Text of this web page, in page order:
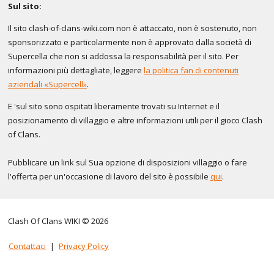
Sul sito:
Il sito clash-of-clans-wiki.com non è attaccato, non è sostenuto, non
sponsorizzato e particolarmente non è approvato dalla società di
Supercella che non si addossa la responsabilità per il sito. Per
informazioni più dettagliate, leggere la politica fan di contenuti
aziendali «Supercell».
E 'sul sito sono ospitati liberamente trovati su Internet e il
posizionamento di villaggio e altre informazioni utili per il gioco Clash
of Clans.
Pubblicare un link sul Sua opzione di disposizioni villaggio o fare
l'offerta per un'occasione di lavoro del sito è possibile qui.
Clash Of Clans WIKI © 2026
Contattaci | Privacy Policy